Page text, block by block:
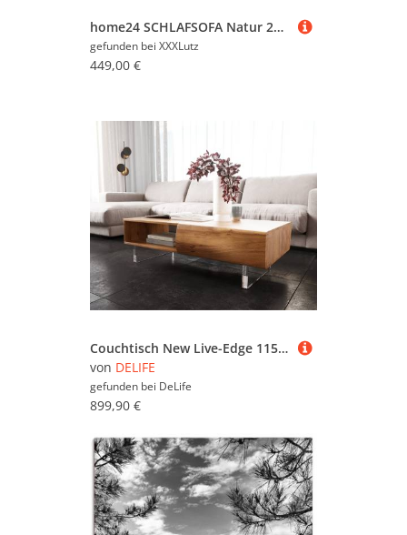
home24 SCHLAFSOFA Natur 200x78x95 cm
gefunden bei XXXLutz
449,00 €
Couchtisch New Live-Edge 115x60 cm Akazie Natur 2 Schubladen 1 Fach Acrylfuß
von DELIFE
gefunden bei DeLife
899,90 €